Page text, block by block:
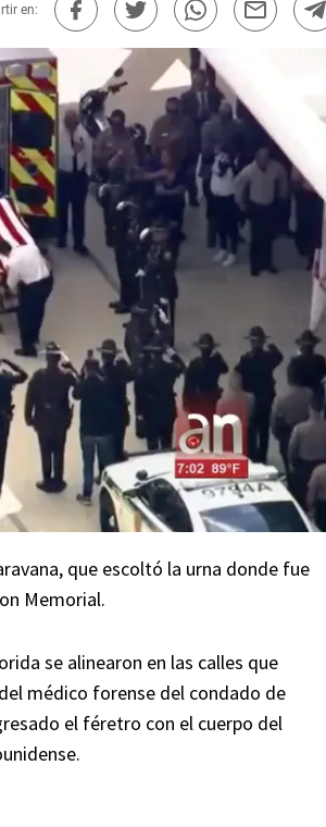
en:
que escoltó la urna donde fue
Memorial.
se alinearon en las calles que
médico forense del condado de
el féretro con el cuerpo del